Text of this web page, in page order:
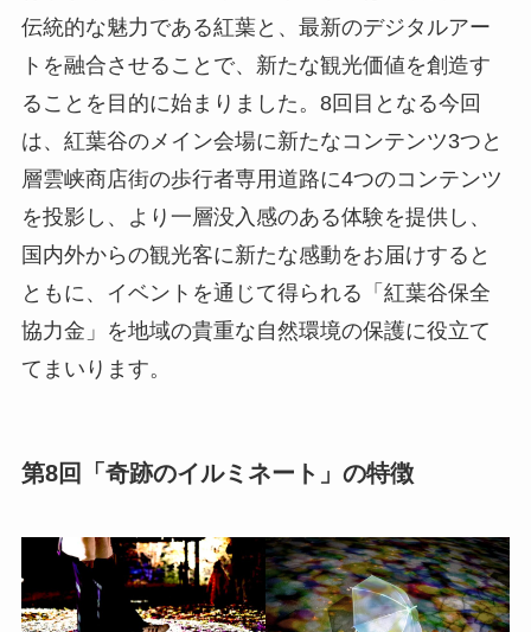
伝統的な魅力である紅葉と、最新のデジタルアー
トを融合させることで、新たな観光価値を創造す
ることを目的に始まりました。8回目となる今回
は、紅葉谷のメイン会場に新たなコンテンツ3つと
層雲峡商店街の歩行者専用道路に4つのコンテンツ
を投影し、より一層没入感のある体験を提供し、
国内外からの観光客に新たな感動をお届けすると
ともに、イベントを通じて得られる「紅葉谷保全
協力金」を地域の貴重な自然環境の保護に役立て
てまいります。
第8回「奇跡のイルミネート」の特徴